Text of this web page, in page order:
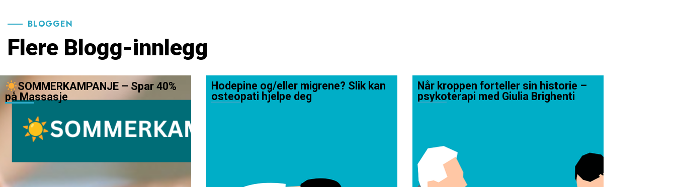
BLOGGEN
Flere Blogg-innlegg
SOMMERKAMPANJE – Spar 40%
på Massasje
Hodepine og/eller migrene? Slik kan
osteopati hjelpe deg
Når kroppen forteller sin historie –
psykoterapi med Giulia Brighenti